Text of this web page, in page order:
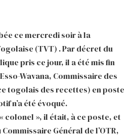
ce mercredi soir à la
(TVT) . Par décret du
pris ce jour, il a été mis fin
Wavana, Commissaire des
togolais des recettes) en poste
n’a été évoqué.
colonel », il était, à ce poste, et
Général de l’OTR,